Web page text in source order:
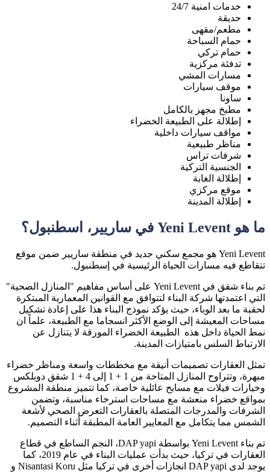
خدمات امنية 24/7
حديقة
مطعم/مقهى
حمام السباحة
حمام تركي
تدفئة مركزية
مسارات المشي
موقف سيارات
ساونا
مطبخ مجهز بالكامل
إطلالة على الطبيعة الخضراء
مواقف سيارات داخلية
مناظر طبيعية
شرفات تراس
الجنسية التركية
إطلالة الغابة
موقع مركزي
إطلالة المدينة
ما هو Yeni Levent في ساريير، اسطنبول؟
Yeni Levent هو مجمع سكني جديد في منطقة ساريير ضمن موقع
تتقاطع فيه مسارات الحياة الرئيسية في إسطنبول.
تم بناء شقق في Yeni Levent على أساس مفاهيم "المنازل الصحية"
التي اعتمدتها شركة البناء لتتوافق مع القوانين المعمارية المبتكرة
لحقبة ما بعد الوباء، حيث يؤكد نموذج البناء هذا على إعادة تشكيل
مساحات المعيشة إلى الوضع الأكثر انسجاما مع الطبيعة، علماً ان
نمط الحياة داخل هذه الطبيعة الخضراء المورقة لا يتنازل عن
الارتباط السلس بامتيازات المدينة.
تمثل العقارات تصميمات أنيقة مع مخططات واسعة ومناظر خضراء
مبهرة، وتتراوح المنازل المتاحة من 1 + 1 إلى 4 + 1 شقق دوبلكس
وخيارات فيلات مع مسابح عائلية خاصة، كما تتميز منطقة المشروع
بمواقع خضراء منعشة مع مساحات استرخاء مناسبة، وتضمن
الشرفات والمدرجات المتصلة بالعقارات التعرض الصحي لأشعة
الشمس مما يتكامل مع المعايير العامة المطبقة أثناء التصميم.
تم بناء Yeni Levent بواسطة DAP yapi، النجم الساطع في قطاع
العقارات في تركيا، حيث بدأت عمليات البناء في عام 2019، كما
يوجد لدى DAP yapi انجازات أخرى في تركيا مثل Nisantasi Koru و